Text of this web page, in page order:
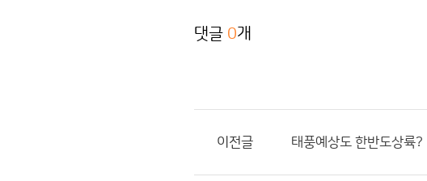
댓글 0개
이전글 태풍예상도 한반도상륙?